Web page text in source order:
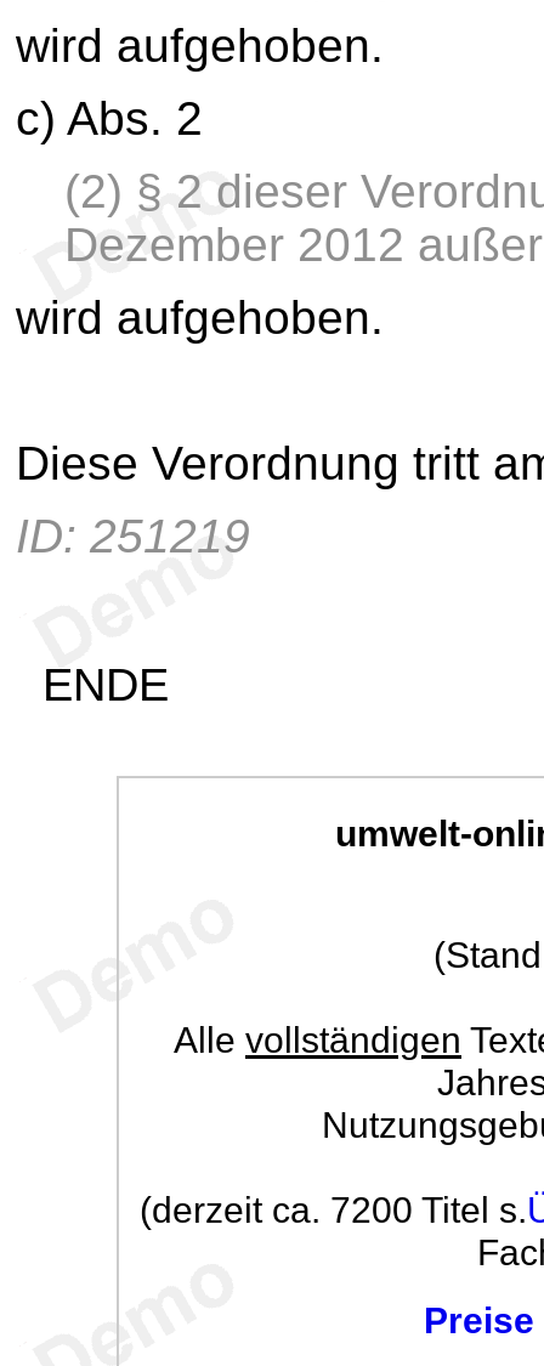
wird aufgehoben.
c) Abs. 2
(2) § 2 dieser
Dezember 2012
wird aufgehoben.
Diese Verordnung tritt
ID: 251219
ENDE
umwelt-
Alle vollständigen
(derzeit ca. 7200 Titel s.